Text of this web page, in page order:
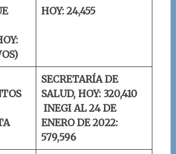
HOY: 24,455
SECRETARÍA DE
SALUD, HOY: 320,410
INEGI AL 24 DE
ENERO DE 2022:
579,596